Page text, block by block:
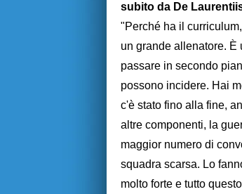
subito da De
"Perché ha il
un grande allenatore. È
passare in secondo
possono incidere. Hai
c'è stato fino alla fine,
altre componenti, la
maggior numero di
squadra scarsa. Lo
molto forte e tutto